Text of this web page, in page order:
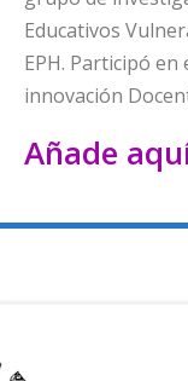
Educativos
EPH. Participó
innovación
Añade